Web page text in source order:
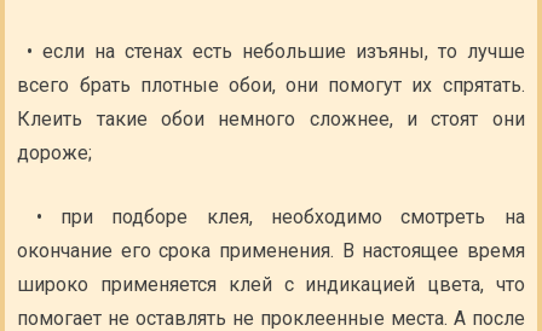
• если на стенах есть небольшие изъяны, то лучше
всего брать плотные обои, они помогут их спрятать.
Клеить такие обои немного сложнее, и стоят они
дороже;
• при подборе клея, необходимо смотреть на
окончание его срока применения. В настоящее время
широко применяется клей с индикацией цвета, что
помогает не оставлять не проклеенные места. А после